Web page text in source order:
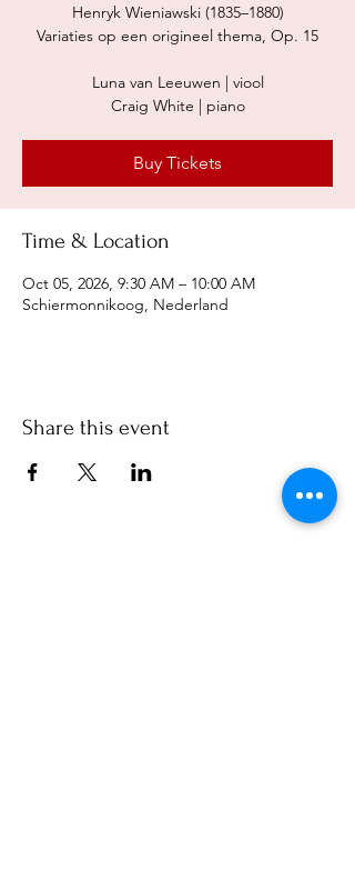
Henryk Wieniawski (1835–1880)
Variaties op een origineel thema, Op. 15
Luna van Leeuwen | viool
Craig White | piano
Buy Tickets
Time & Location
Oct 05, 2026, 9:30 AM – 10:00 AM
Schiermonnikoog, Nederland
Share this event